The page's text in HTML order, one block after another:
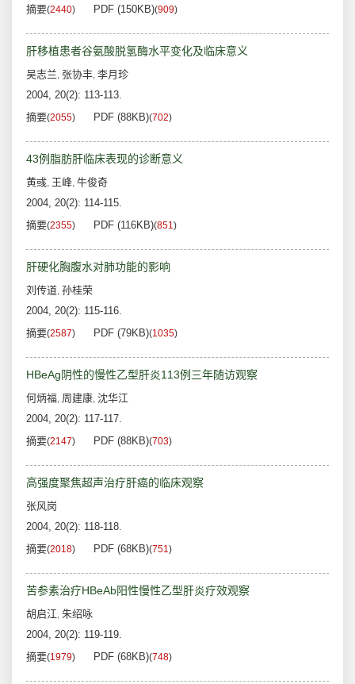
摘要(2440) PDF (150KB)(909)
肝移植患者谷氨酸脱氢酶水平变化及临床意义
吴志兰, 张协丰, 李月珍
2004, 20(2): 113-113.
摘要(2055) PDF (88KB)(702)
43例脂肪肝临床表现的诊断意义
黄彧, 王峰, 牛俊奇
2004, 20(2): 114-115.
摘要(2355) PDF (116KB)(851)
肝硬化胸腹水对肺功能的影响
刘传道, 孙桂荣
2004, 20(2): 115-116.
摘要(2587) PDF (79KB)(1035)
HBeAg阴性的慢性乙型肝炎113例三年随访观察
何炳福, 周建康, 沈华江
2004, 20(2): 117-117.
摘要(2147) PDF (88KB)(703)
高强度聚焦超声治疗肝癌的临床观察
张风岗
2004, 20(2): 118-118.
摘要(2018) PDF (68KB)(751)
苦参素治疗HBeAb阳性慢性乙型肝炎疗效观察
胡启江, 朱绍咏
2004, 20(2): 119-119.
摘要(1979) PDF (68KB)(748)